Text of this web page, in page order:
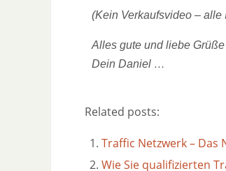
(Kein Verkaufsvideo – alle
Alles gute und liebe Grüße
Dein Daniel …
Related posts:
Traffic Netzwerk – Das
Wie Sie qualifizierten